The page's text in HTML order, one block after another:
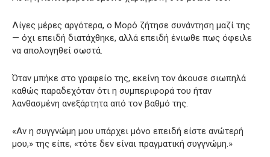
Λίγες μέρες αργότερα, ο Μορό ζήτησε συνάντηση μαζί της
— όχι επειδή διατάχθηκε, αλλά επειδή ένιωθε πως όφειλε
να απολογηθεί σωστά.
Όταν μπήκε στο γραφείο της, εκείνη τον άκουσε σιωπηλά
καθώς παραδεχόταν ότι η συμπεριφορά του ήταν
λανθασμένη ανεξάρτητα από τον βαθμό της.
«Αν η συγγνώμη μου υπάρχει μόνο επειδή είστε ανώτερή
μου,» της είπε, «τότε δεν είναι πραγματική συγγνώμη.»